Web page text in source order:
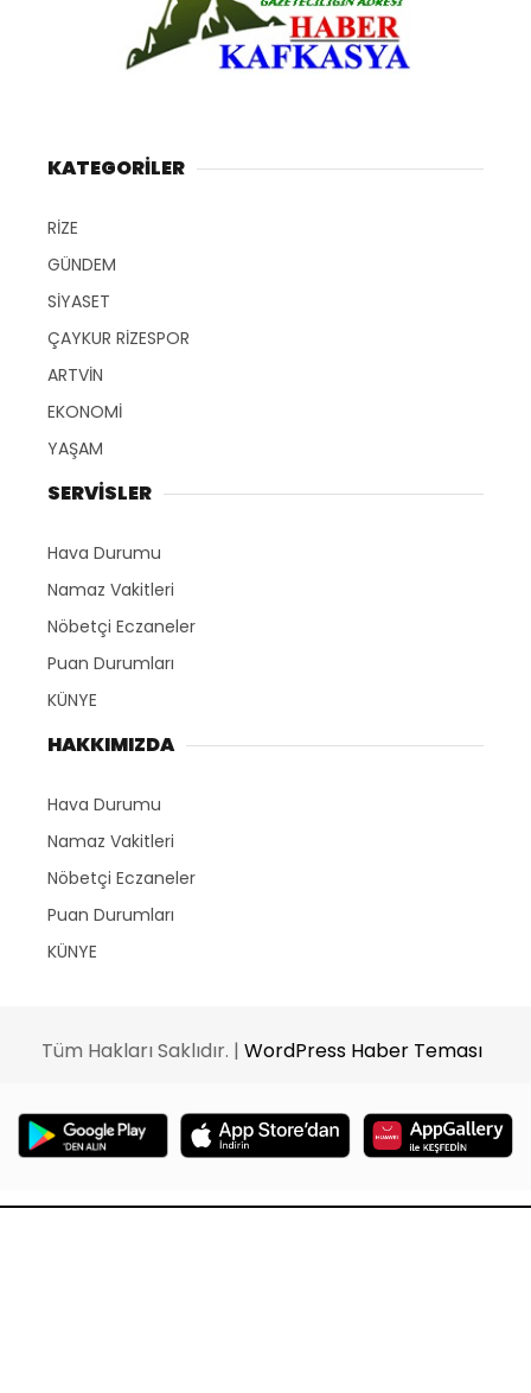
KATEGORİLER
RİZE
GÜNDEM
SİYASET
ÇAYKUR RİZESPOR
ARTVİN
EKONOMİ
YAŞAM
SERVİSLER
Hava Durumu
Namaz Vakitleri
Nöbetçi Eczaneler
Puan Durumları
KÜNYE
HAKKIMIZDA
Hava Durumu
Namaz Vakitleri
Nöbetçi Eczaneler
Puan Durumları
KÜNYE
Tüm Hakları Saklıdır. | WordPress Haber Teması